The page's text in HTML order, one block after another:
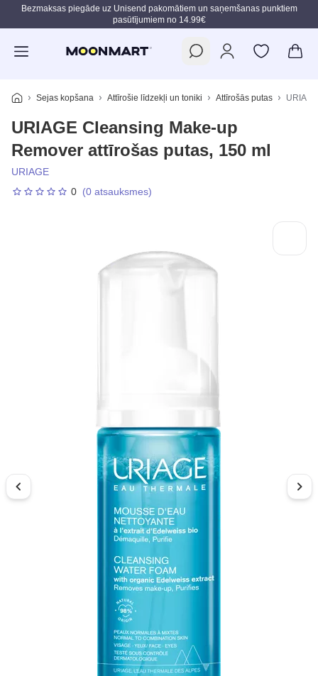
Pāriet uz galveno saturu
Bezmaksas piegāde uz Unisend pakomātiem un saņemšanas punktiem
pasūtījumiem no 14.99€
Sejas kopšana Attīrošie līdzekļi un toniki Attīrošās putas
URIAGE Cleansing Make-up
Remover attīrošas putas, 150 ml
URIAGE
0 (0 atsauksmes)